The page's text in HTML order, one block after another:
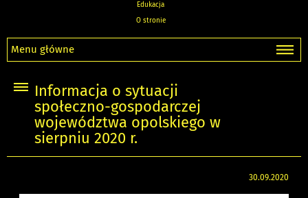
Edukacja
O stronie
Menu główne
Informacja o sytuacji
społeczno-gospodarczej
województwa opolskiego w
sierpniu 2020 r.
30.09.2020